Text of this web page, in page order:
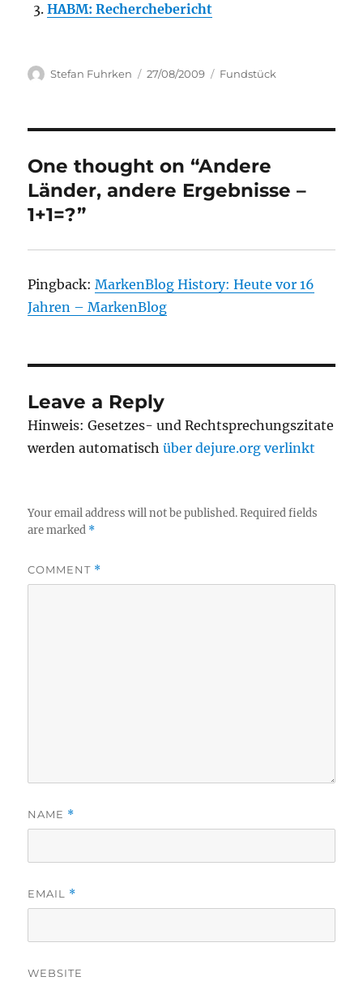
HABM: Recherchebericht
Author
Stefan Fuhrken
Posted
27/08/2009 Categories
Fundstück
One thought on “Andere
Länder, andere Ergebnisse –
1+1=?”
Pingback:MarkenBlog History: Heute vor 16
Jahren – MarkenBlog
Leave a Reply
Hinweis: Gesetzes- und Rechtsprechungszitate
werden automatischüber dejure.org verlinkt
Your email address will not be published. Required fields
are marked *
COMMENT *
NAME *
EMAIL *
WEBSITE